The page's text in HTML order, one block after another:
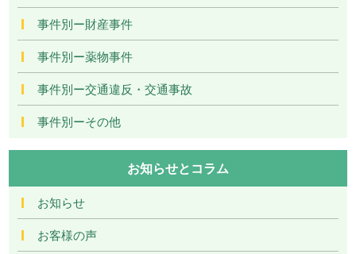
事件別ー財産事件
事件別ー薬物事件
事件別ー交通違反・交通事故
事件別ーその他
お知らせとコラム
お知らせ
お客様の声